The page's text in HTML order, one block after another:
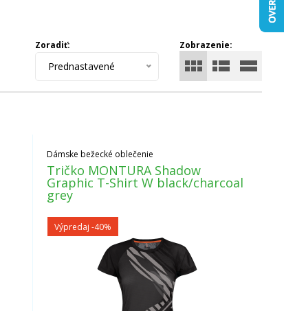
Zobrazenie:
Zoradiť:
Prednastavené
Dámske bežecké oblečenie
Tričko MONTURA Shadow
Graphic T-Shirt W black/charcoal
grey
Výpredaj-40%